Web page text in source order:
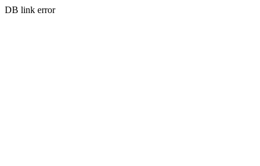
DB link error